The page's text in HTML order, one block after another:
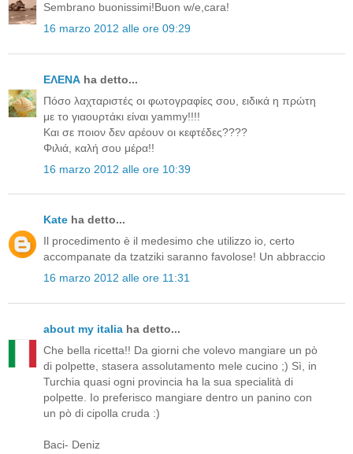
Sembrano buonissimi!Buon w/e,cara!
16 marzo 2012 alle ore 09:29
ΕΛΕΝΑ ha detto...
Πόσο λαχταριστές οι φωτογραφίες σου, ειδικά η πρώτη
με το γιαουρτάκι είναι yammy!!!!
Και σε ποιον δεν αρέουν οι κεφτέδες????
Φιλιά, καλή σου μέρα!!
16 marzo 2012 alle ore 10:39
Kate ha detto...
Il procedimento è il medesimo che utilizzo io, certo
accompanate da tzatziki saranno favolose! Un abbraccio
16 marzo 2012 alle ore 11:31
about my italia ha detto...
Che bella ricetta!! Da giorni che volevo mangiare un pò
di polpette, stasera assolutamento mele cucino ;) Sì, in
Turchia quasi ogni provincia ha la sua specialità di
polpette. Io preferisco mangiare dentro un panino con
un pò di cipolla cruda :)
Baci- Deniz